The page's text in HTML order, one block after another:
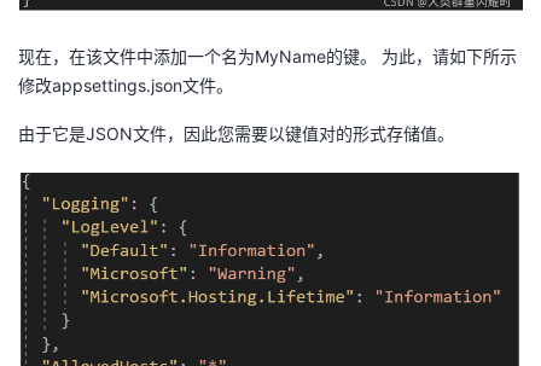
现在，在该文件中添加一个名为MyName的键。 为此，请如下所示
修改appsettings.json文件。
由于它是JSON文件，因此您需要以键值对的形式存储值。